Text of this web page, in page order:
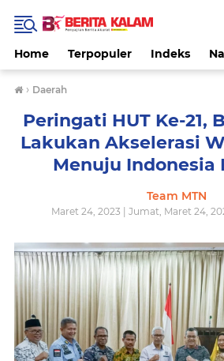
Home Terpopuler Indeks
› Daerah
Peringati HUT Ke-21,
Lakukan Akselerasi
Menuju Indonesia
Team MTN
Maret 24, 2023 | Jumat, Maret 24,